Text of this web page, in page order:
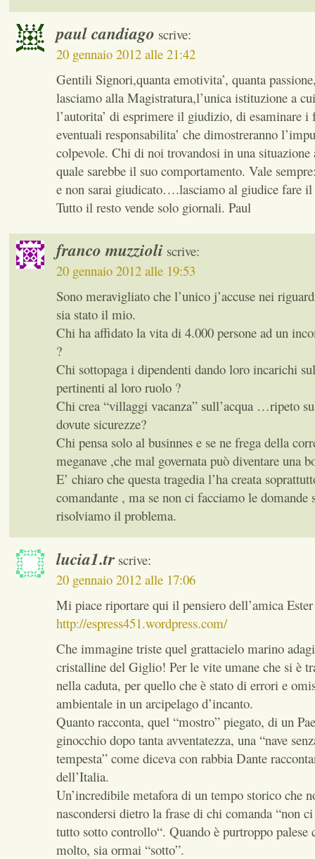
paul candiago scrive:
20 gennaio 2012 alle 21:42
Gentili Signori,quanta emotivita’, quanta
lasciamo alla Magistratura,l’unica istituzione a cui
l’autorita’ di esprimere il giudizio, di esaminare i
eventuali responsabilita’ che dimostreranno
colpevole. Chi di noi trovandosi in una situazione
quale sarebbe il suo comportamento. Vale
e non sarai giudicato….lasciamo al giudice fare
Tutto il resto vende solo giornali. Paul
franco muzzioli scrive:
20 gennaio 2012 alle 19:53
Sono meravigliato che l’unico j’accuse nei
sia stato il mio.
Chi ha affidato la vita di 4.000 persone ad un
?
Chi sottopaga i dipendenti dando loro incarichi
pertinenti al loro ruolo ?
Chi crea “villaggi vacanza” sull’acqua …ripeto
dovute sicurezze?
Chi pensa solo al businnes e se ne frega della
meganave ,che mal governata può diventare una
E’ chiaro che questa tragedia l’ha creata
comandante , ma se non ci facciamo le domande
risolviamo il problema.
lucia1.tr scrive:
20 gennaio 2012 alle 17:06
Mi piace riportare qui il pensiero dell’amica
http://espress451.wordpress.com/
Che immagine triste quel grattacielo marino
cristalline del Giglio! Per le vite umane che si è
nella caduta, per quello che è stato di errori e
ambientale in un arcipelago d’incanto.
Quanto racconta, quel “mostro” piegato, di un
ginocchio dopo tanta avventatezza, una “nave
tempesta” come diceva con rabbia Dante
dell’Italia.
Un’incredibile metafora di un tempo storico che
nascondersi dietro la frase di chi comanda “non
tutto sotto controllo“. Quando è purtroppo palese
molto, sia ormai “sotto”.